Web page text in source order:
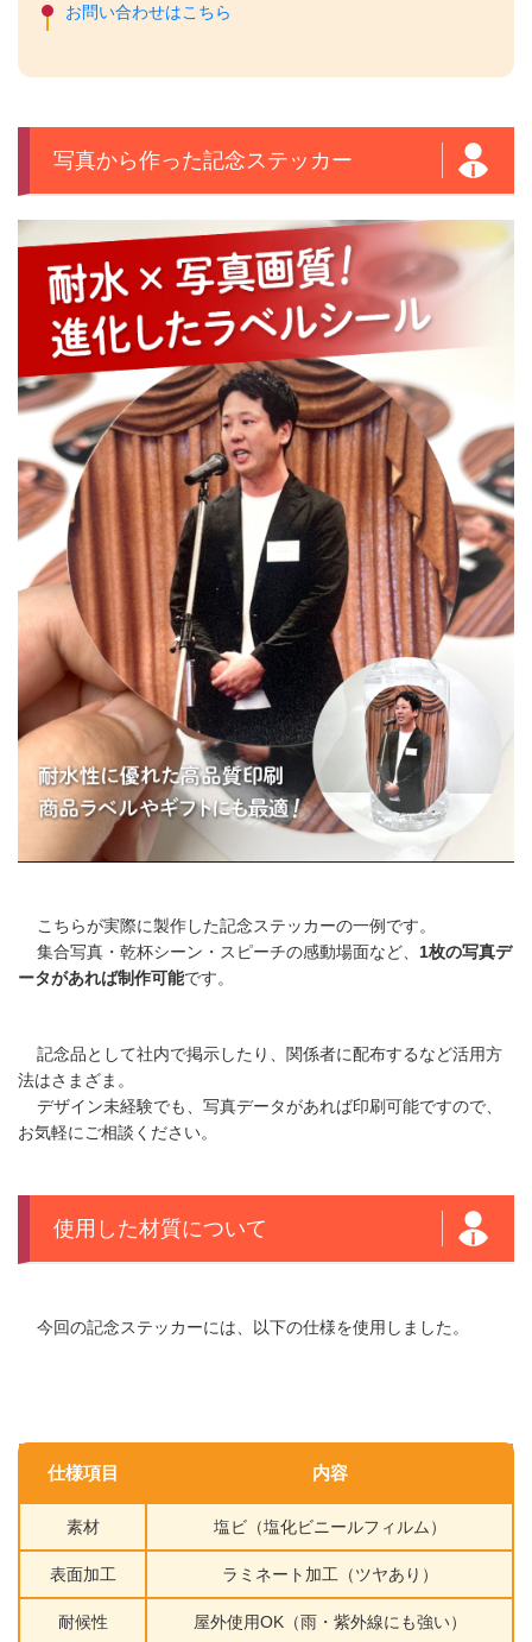
お問い合わせはこちら
写真から作った記念ステッカー
こちらが実際に製作した記念ステッカーの一例です。
集合写真・乾杯シーン・スピーチの感動場面など、 1枚の写真デ
ータがあれば制作可能です。
記念品として社内で掲示したり、関係者に配布するなど活用方
法はさまざま。
デザイン未経験でも、写真データがあれば印刷可能ですので、
お気軽にご相談ください。
使用した材質について
今回の記念ステッカーには、以下の仕様を使用しました。
仕様項目 内容
素材 塩ビ（塩化ビニールフィルム）
表面加工 ラミネート加工（ツヤあり）
耐候性 屋外使用OK（雨・紫外線にも強い）